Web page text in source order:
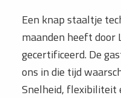
Een knap staaltje
maanden heeft door
gecertificeerd. De
ons in die tijd
Snelheid, flexibiliteit